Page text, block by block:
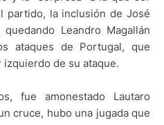
partido, la inclusión de José
Leandro Magallán
ataques de Portugal, que
de su ataque.
fue amonestado Lautaro
cruce, hubo una jugada que